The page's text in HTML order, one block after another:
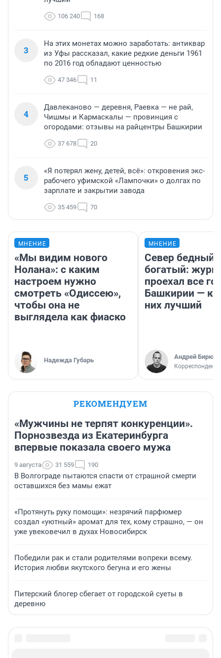
106 240 168
3
На этих монетах можно заработать: антиквар
из Уфы рассказал, какие редкие деньги 1961
по 2016 год обладают ценностью
47 346 11
4
Давлеканово — деревня, Раевка — не рай,
Чишмы и Кармаскалы — провинция с
огородами: отзывы на райцентры Башкирии
37 678 20
5
«Я потерял жену, детей, всё»: откровения экс-
рабочего уфимской «Лампочки» о долгах по
зарплате и закрытии завода
35 459 70
МНЕНИЕ
«Мы видим нового
Нолана»: с каким
настроем нужно
смотреть «Одиссею»,
чтобы она не
выглядела как фиаско
Надежда Губарь
МНЕНИЕ
Север бедный,
богатый:
проехал все
Башкирии —
них лучший
Андрей
Корреспондент
РЕКОМЕНДУЕМ
«Мужчины не терпят конкуренции».
Порнозвезда из Екатеринбурга
впервые показала своего мужа
9 августа 31 559 190
В Волгограде пытаются спасти от страшной смерти
оставшихся без мамы ежат
«Протянуть руку помощи»: незрячий парфюмер
создал «уютный» аромат для тех, кому страшно, — он
уже увековечил в духах Новосибирск
Победили рак и стали родителями вопреки всему.
История любви якутского бегуна и его жены
Питерский блогер сбегает от городской суеты в
деревню